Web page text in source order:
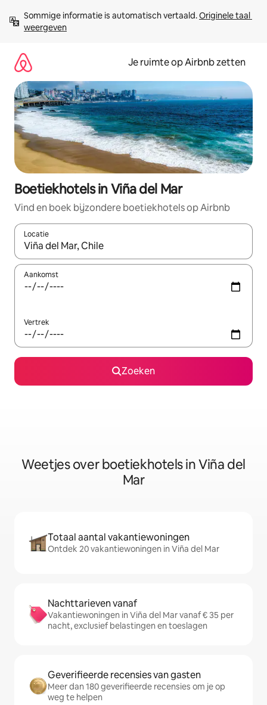
direct
naar
Sommige informatie is automatisch vertaald. Originele taal
weergeven
Je ruimte op Airbnb zetten
Boetiekhotels in Viña del Mar
Vind en boek bijzondere boetiekhotels op Airbnb
Locatie
Wanneer er suggesties beschikbaar zijn, maak je een keuze
Aankomst
Vertrek
Zoeken
Weetjes over boetiekhotels in Viña del
Mar
Totaal aantal vakantiewoningen
Ontdek 20 vakantiewoningen in Viña del Mar
Nachttarieven vanaf
Vakantiewoningen in Viña del Mar vanaf € 35 per
nacht, exclusief belastingen en toeslagen
Geverifieerde recensies van gasten
Meer dan 180 geverifieerde recensies om je op
weg te helpen